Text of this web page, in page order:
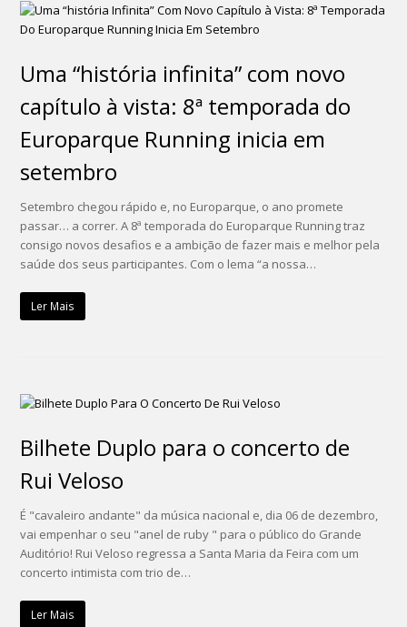
Uma “história infinita” com novo
capítulo à vista: 8ª temporada do
Europarque Running inicia em
setembro
Setembro chegou rápido e, no Europarque, o ano promete
passar… a correr. A 8ª temporada do Europarque Running traz
consigo novos desafios e a ambição de fazer mais e melhor pela
saúde dos seus participantes. Com o lema “a nossa…
Ler Mais
Bilhete Duplo para o concerto de
Rui Veloso
É "cavaleiro andante" da música nacional e, dia 06 de dezembro,
vai empenhar o seu "anel de ruby " para o público do Grande
Auditório! Rui Veloso regressa a Santa Maria da Feira com um
concerto intimista com trio de…
Ler Mais